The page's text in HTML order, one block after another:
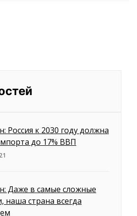
Россия к 2030 году должна
до 17% ВВП
Даже в самые сложные
наша страна всегда